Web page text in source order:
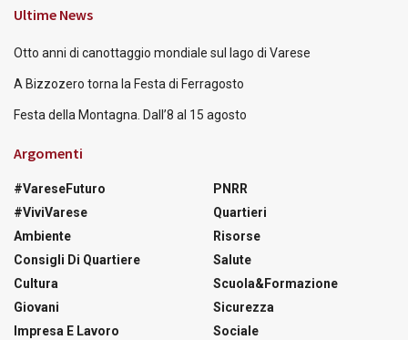
Ultime News
Otto anni di canottaggio mondiale sul lago di Varese
A Bizzozero torna la Festa di Ferragosto
Festa della Montagna. Dall’8 al 15 agosto
Argomenti
#VareseFuturo
#ViviVarese
Ambiente
Consigli Di Quartiere
Cultura
Giovani
Impresa E Lavoro
PNRR
Quartieri
Risorse
Salute
Scuola&Formazione
Sicurezza
Sociale